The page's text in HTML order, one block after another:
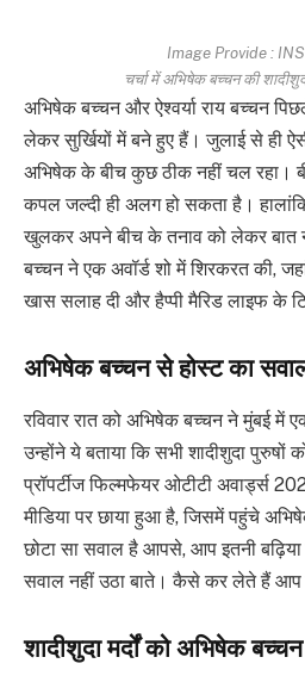
Image Provide :
चर्चा में अभिषेक बच्चन की
अभिषेक बच्चन और ऐश्वर्या राय बच्चन
लेकर सुर्खियों में बने हुए हैं। जुलाई से ही
अभिषेक के बीच कुछ ठीक नहीं चल रहा।
कपल जल्दी ही अलग हो सकता है।
खुलकर अपने बीच के तनाव को लेकर बात
बच्चन ने एक अवॉर्ड शो में शिरकरत की, जहां
खास सलाह दी और हैप्पी मैरिड लाइफ के
अभिषेक बच्चन से होस्ट का
रविवार रात को अभिषेक बच्चन ने मुंबई में
उन्होंने ये बताया कि सभी शादीशुदा पुरुषों
प्रॉपर्टीज फिल्मफेयर ओटीटी अवार्ड्स
मीडिया पर छाया हुआ है, जिसमें पहुंचे
छोटा सा सवाल है आपसे, आप इतनी
सवाल नहीं उठा बाते। कैसे कर लेते हैं आप
शादीशुदा मर्दों को अभिषेक